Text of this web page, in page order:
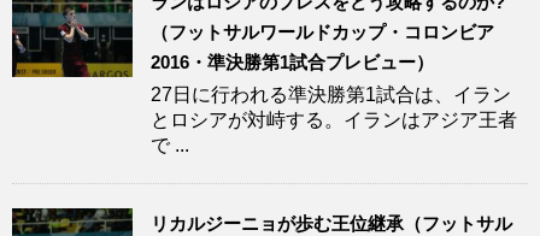
（フットサルワールドカップ・コロンビア
2016・準決勝第1試合プレビュー）
27日に行われる準決勝第1試合は、イラン
とロシアが対峙する。イランはアジア王者
で ...
リカルジーニョが歩む王位継承（フットサル